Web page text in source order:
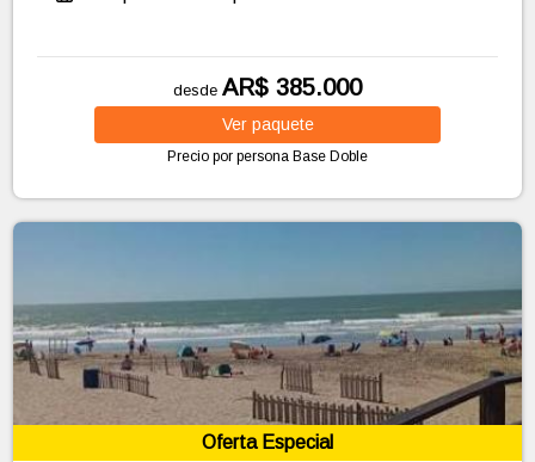
desde AR$ 385.000
Ver paquete
Precio por persona Base Doble
Oferta Especial